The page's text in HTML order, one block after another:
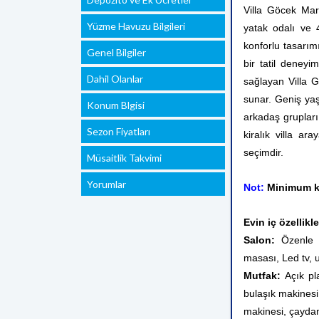
Yüzme Havuzu Bilgileri
Genel Bilgiler
Dahil Olanlar
Konum Blgisi
Sezon Fiyatları
Müsaitlik Takvimi
Yorumlar
Villa Göcek
yatak odalı ve
konforlu
bir tatil
sağlayan Villa
sunar. Geniş
arkadaş
kiralık villa
seçimdir.
Not: Minimum
Evin iç
Salon: Özenle
masası, Led tv,
Mutfak: Açık
bulaşık
makinesi,